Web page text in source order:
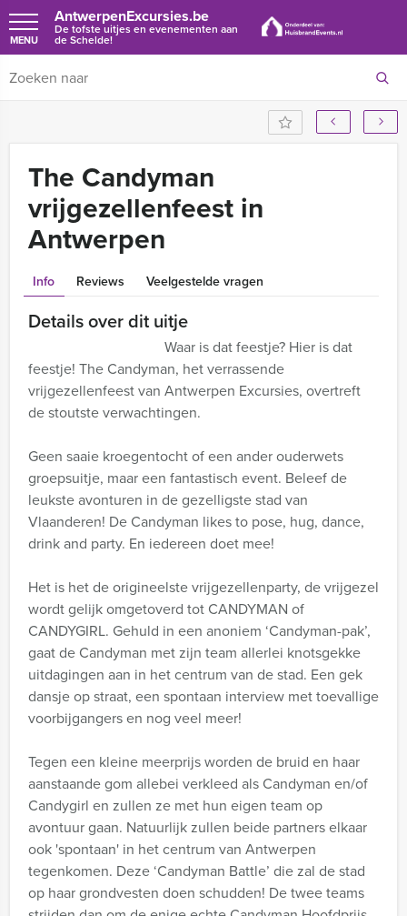
AntwerpenExcursies.be
De tofste uitjes en evenementen aan
de Schelde!
MENU
The Candyman
vrijgezellenfeest in
Antwerpen
Info Reviews Veelgestelde vragen
Details over dit uitje
Waar is dat feestje? Hier is dat
feestje! The Candyman, het verrassende
vrijgezellenfeest van Antwerpen Excursies, overtreft
de stoutste verwachtingen.
Geen saaie kroegentocht of een ander ouderwets
groepsuitje, maar een fantastisch event. Beleef de
leukste avonturen in de gezelligste stad van
Vlaanderen! De Candyman likes to pose, hug, dance,
drink and party. En iedereen doet mee!
Het is het de origineelste vrijgezellenparty, de vrijgezel
wordt gelijk omgetoverd tot CANDYMAN of
CANDYGIRL. Gehuld in een anoniem ‘Candyman-pak’,
gaat de Candyman met zijn team allerlei knotsgekke
uitdagingen aan in het centrum van de stad. Een gek
dansje op straat, een spontaan interview met toevallige
voorbijgangers en nog veel meer!
Tegen een kleine meerprijs worden de bruid en haar
aanstaande gom allebei verkleed als Candyman en/of
Candygirl en zullen ze met hun eigen team op
avontuur gaan. Natuurlijk zullen beide partners elkaar
ook 'spontaan' in het centrum van Antwerpen
tegenkomen. Deze ‘Candyman Battle’ die zal de stad
op haar grondvesten doen schudden! De twee teams